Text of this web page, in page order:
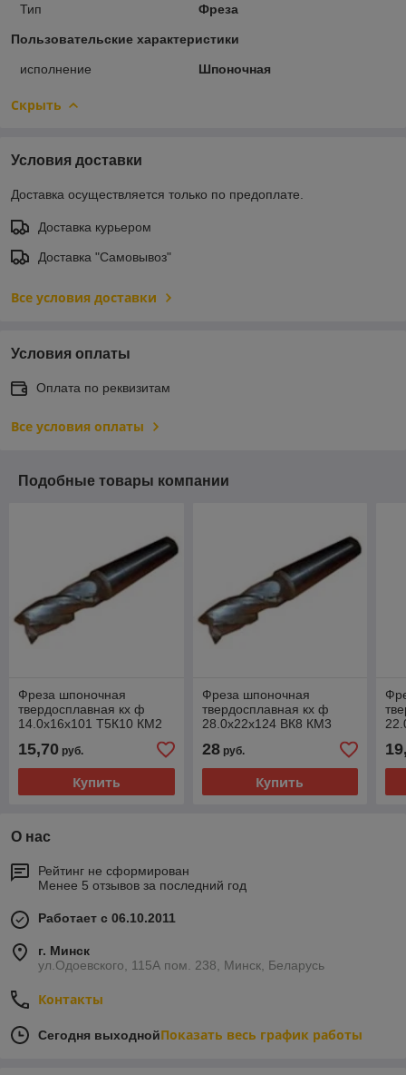
Тип
Фреза
Пользовательские характеристики
исполнение Шпоночная
Скрыть
Условия доставки
Доставка осуществляется только по предоплате.
Доставка курьером
Доставка "Самовывоз"
Все условия доставки
Условия оплаты
Оплата по реквизитам
Все условия оплаты
Подобные товары компании
Фреза шпоночная
твердосплавная кх ф
14.0х16х101 Т5К10 КМ2
15,70 руб.
Купить
Фреза шпоночная
твердосплавная кх ф
28.0х22х124 ВК8 КМ3
28руб.
Купить
О нас
Рейтинг не сформирован
Менее 5 отзывов за последний год
Работает с 06.10.2011
г. Минск
ул.Одоевского, 115А пом. 238, Минск, Беларусь
Контакты
Сегодня выходнойПоказать весь график работы